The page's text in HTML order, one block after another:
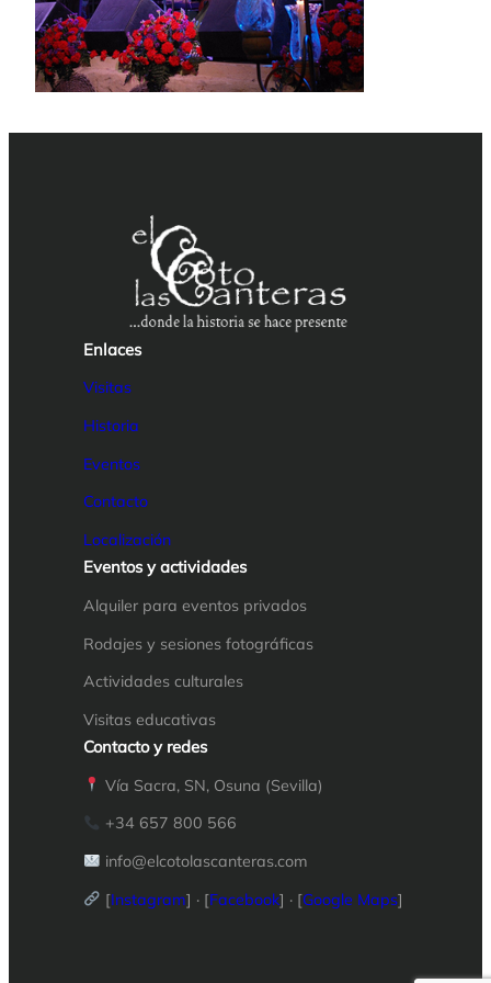
Enlaces
Visitas
Historia
Eventos
Contacto
Localización
Eventos y actividades
Alquiler para eventos privados
Rodajes y sesiones fotográficas
Actividades culturales
Visitas educativas
Contacto y redes
Vía Sacra, SN, Osuna (Sevilla)
+34 657 800 566
info@elcotolascanteras.com
[Instagram] · [Facebook] · [Google Maps]